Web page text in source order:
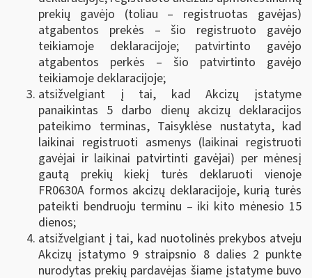
prekių gavėjo (toliau – registruotas gavėjas)
atgabentos prekės – šio registruoto gavėjo
teikiamoje deklaracijoje; patvirtinto gavėjo
atgabentos perkės – šio patvirtinto gavėjo
teikiamoje deklaracijoje;
atsižvelgiant į tai, kad Akcizų įstatyme
panaikintas 5 darbo dienų akcizų deklaracijos
pateikimo terminas, Taisyklėse nustatyta, kad
laikinai registruoti asmenys (laikinai registruoti
gavėjai ir laikinai patvirtinti gavėjai) per mėnesį
gautą prekių kiekį turės deklaruoti vienoje
FR0630A formos akcizų deklaracijoje, kurią turės
pateikti bendruoju terminu – iki kito mėnesio 15
dienos;
atsižvelgiant į tai, kad nuotolinės prekybos atveju
Akcizų įstatymo 9 straipsnio 8 dalies 2 punkte
nurodytas prekių pardavėjas šiame įstatyme buvo